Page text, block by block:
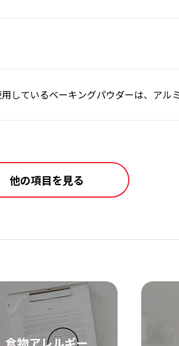
しているベーキングパウダーは、アル
他の項目を見る